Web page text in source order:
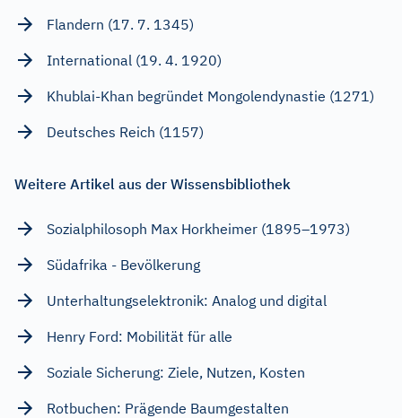
Flandern (17. 7. 1345)
International (19. 4. 1920)
Khublai-Khan begründet Mongolendynastie (1271)
Deutsches Reich (1157)
Weitere Artikel aus der Wissensbibliothek
Sozialphilosoph Max Horkheimer (1895–1973)
Südafrika - Bevölkerung
Unterhaltungselektronik: Analog und digital
Henry Ford: Mobilität für alle
Soziale Sicherung: Ziele, Nutzen, Kosten
Rotbuchen: Prägende Baumgestalten